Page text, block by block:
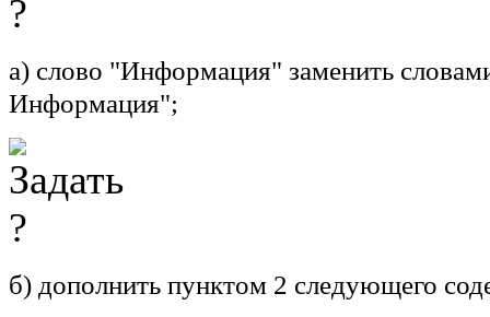
а) слово "Информация" заменить
Информация";
б) дополнить пунктом 2 следующего